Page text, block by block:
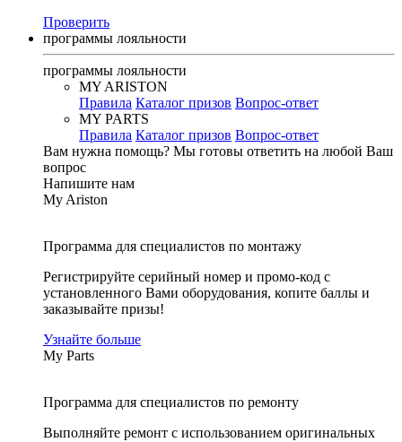
Проверить
программы лояльности
программы лояльности
MY ARISTON
Правила Каталог призов Вопрос-ответ
MY PARTS
Правила Каталог призов Вопрос-ответ
Вам нужна помощь? Мы готовы ответить на любой Ваш
вопрос
Напишите нам
My Ariston
Программа для специалистов по монтажу
Регистрируйте серийный номер и промо-код с
установленного Вами оборудования, копите баллы и
заказывайте призы!
Узнайте больше
My Parts
Программа для специалистов по ремонту
Выполняйте ремонт с использованием оригинальных